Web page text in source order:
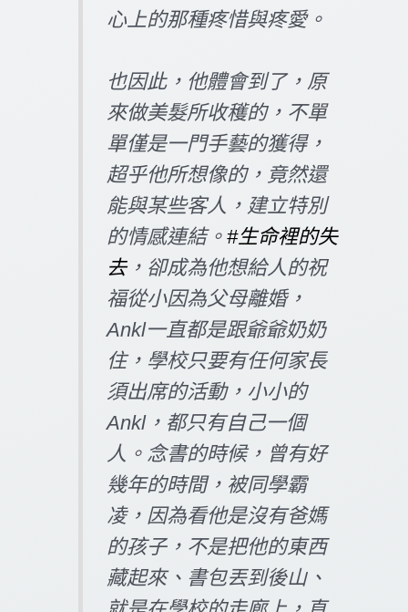
心上的那種疼惜與疼愛。
也因此，他體會到了，原
來做美髮所收穫的，不單
單僅是一門手藝的獲得，
超乎他所想像的，竟然還
能與某些客人，建立特別
的情感連結。#生命裡的失
去，卻成為他想給人的祝
福從小因為父母離婚，
Ankl一直都是跟爺爺奶奶
住，學校只要有任何家長
須出席的活動，小小的
Ankl，都只有自己一個
人。念書的時候，曾有好
幾年的時間，被同學霸
凌，因為看他是沒有爸媽
的孩子，不是把他的東西
藏起來、書包丟到後山、